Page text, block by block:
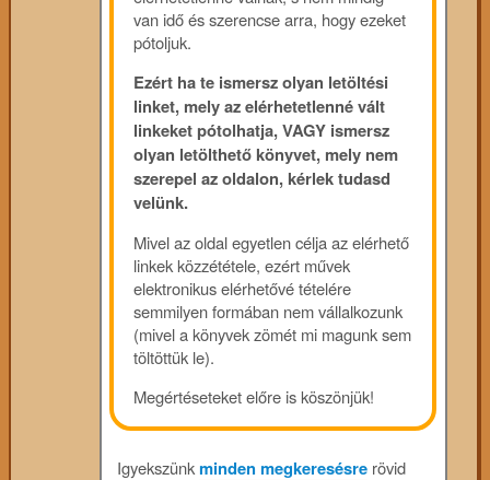
van idő és szerencse arra, hogy ezeket
pótoljuk.
Ezért ha te ismersz olyan letöltési
linket, mely az elérhetetlenné vált
linkeket pótolhatja, VAGY ismersz
olyan letölthető könyvet, mely nem
szerepel az oldalon, kérlek tudasd
velünk.
Mivel az oldal egyetlen célja az elérhető
linkek közzététele, ezért művek
elektronikus elérhetővé tételére
semmilyen formában nem vállalkozunk
(mivel a könyvek zömét mi magunk sem
töltöttük le).
Megértéseteket előre is köszönjük!
Igyekszünkminden megkeresésre rövid